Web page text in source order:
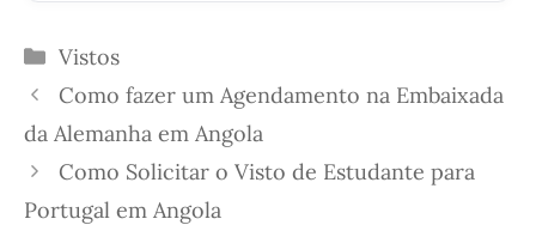
Categorias
Vistos
Como fazer um Agendamento na Embaixada
da Alemanha em Angola
Como Solicitar o Visto de Estudante para
Portugal em Angola